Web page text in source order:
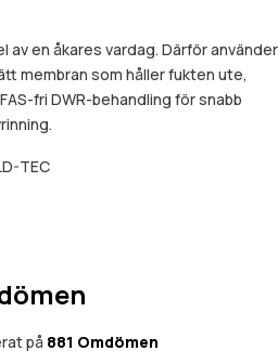
av en åkares vardag. Därför
membran som håller fukten ute,
fri DWR-behandling för snabb
TEC
på 881 Omdömen